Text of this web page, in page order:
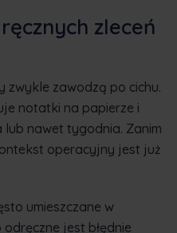
zleceń
zwykle zawodzą po cichu.
notatki na papierze i
nawet tygodnia. Zanim
operacyjny jest już
umieszczane w
odręczne jest błędnie